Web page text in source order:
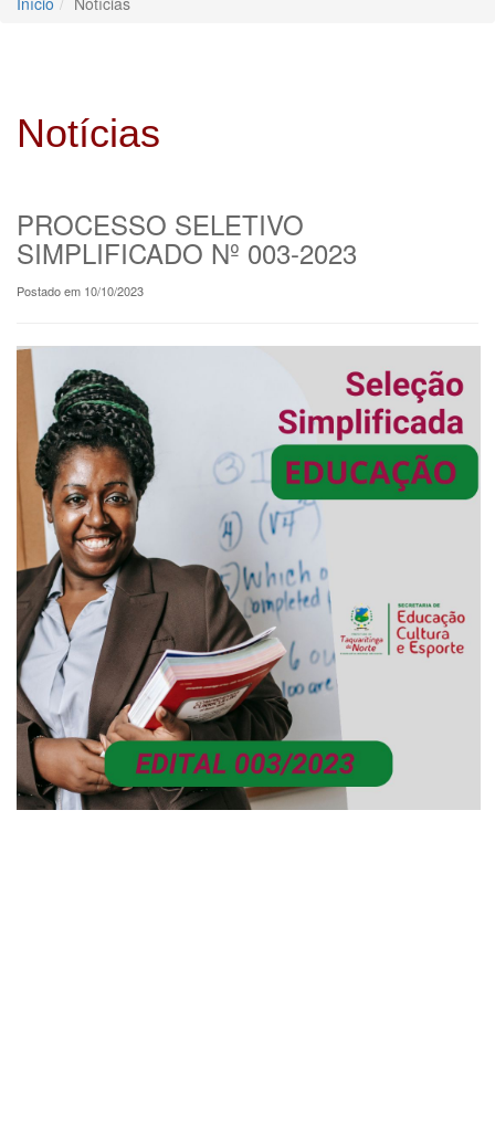
Notícias
PROCESSO SELETIVO
SIMPLIFICADO Nº 003-2023
Postado em 10/10/2023